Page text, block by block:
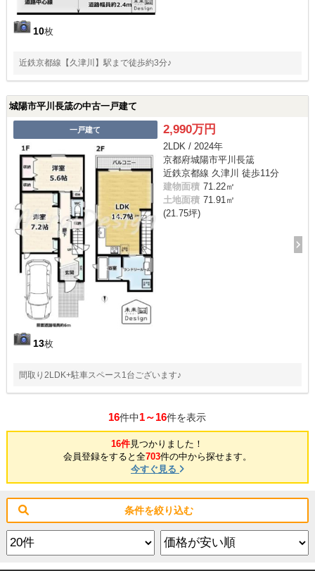
10枚
近鉄京都線【久津川】駅まで徒歩約3分♪
城陽市平川長筬の中古一戸建て
一戸建て
13枚
2,990万円
2LDK / 2024年
京都府城陽市平川長筬
近鉄京都線 久津川 徒歩11分
建物面積 71.22㎡
土地面積 71.91㎡
(21.75坪)
間取り2LDK+駐車スペース1台ございます♪
16件中1～16件を表示
16件見つかりました！
会員登録をすると全703件の中から探せます。
今すぐ見る
条件を絞り込む